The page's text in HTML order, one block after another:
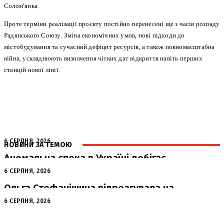
Солом’янка.
Проте терміни реалізації проєкту постійно перенесені ще з часів розпаду
Радянського Союзу. Зміна економічних умов, нові підходи до
містобудування та сучасний дефіцит ресурсів, а також повномасштабна
війна, ускладнюють визначення чітких дат відкриття навіть перших
станцій нової лінії.
НОВИНИ ЗА ТЕМОЮ
6 СЕРПНЯ, 2026
Аномальна спека в Україні добігає
кінця: очікується похолодання
6 СЕРПНЯ, 2026
Ольга Стефанішина відреагувала на
підозри від НАБУ та САП
6 СЕРПНЯ, 2026